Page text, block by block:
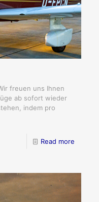
freuen uns Ihnen
ab sofort wieder
indem pro
Read more